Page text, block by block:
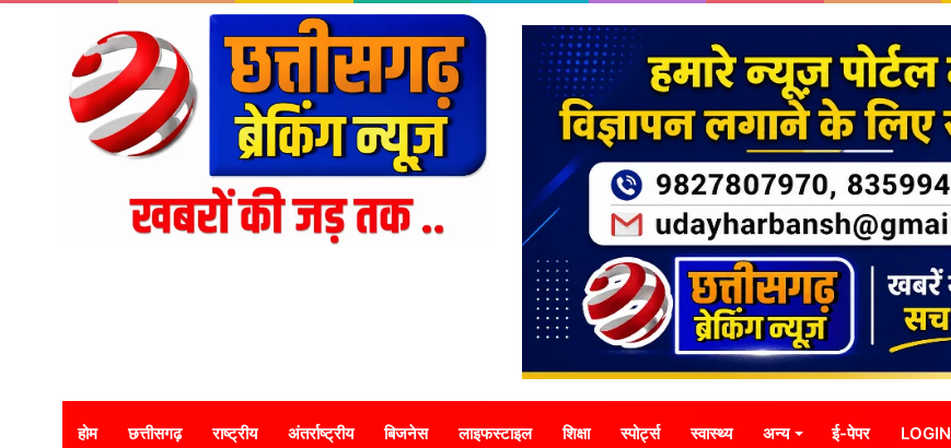
होम छत्तीसगढ़ राष्ट्रीय अंतर्राष्ट्रीय बिजनेस लाइफस्टाइल शिक्षा स्पोर्ट्स स्वास्थ्य अन्य ई-पेपर LOGIN